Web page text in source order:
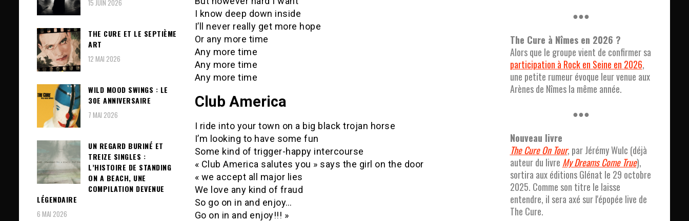
I know deep down inside
I’ll never really get more hope
Or any more time
Any more time
Any more time
Any more time
Club America
I ride into your town on a big black trojan horse
I’m looking to have some fun
Some kind of trigger-happy intercourse
« Club America salutes you » says the girl on the door
« we accept all major lies
We love any kind of fraud
So go on in and enjoy…
Go on in and enjoy!!! »
15 JUIN 2026
THE CURE ET LE SEPTIÈME
ART
12 MAI 2026
WILD MOOD SWINGS : LE
30E ANNIVERSAIRE
7 MAI 2026
UN REGARD BURINÉ ET
TREIZE SINGLES :
L’HISTOIRE DE STANDING
ON A BEACH, UNE
COMPILATION DEVENUE
LÉGENDAIRE
6 MAI 2026
●●●
The Cure à Nîmes en 2026 ?
Alors que le groupe vient de confirmer sa
participation à Rock en Seine en 2026,
une petite rumeur évoque leur venue aux
Arènes de Nîmes la même année.
●●●
Nouveau livre
The Cure On Tour, par Jérémy Wulc (déjà
auteur du livre My Dreams Come True),
sortira aux éditions Glénat le 29 octobre
2025. Comme son titre le laisse
entendre, il sera axé sur l'épopée live de
The Cure.